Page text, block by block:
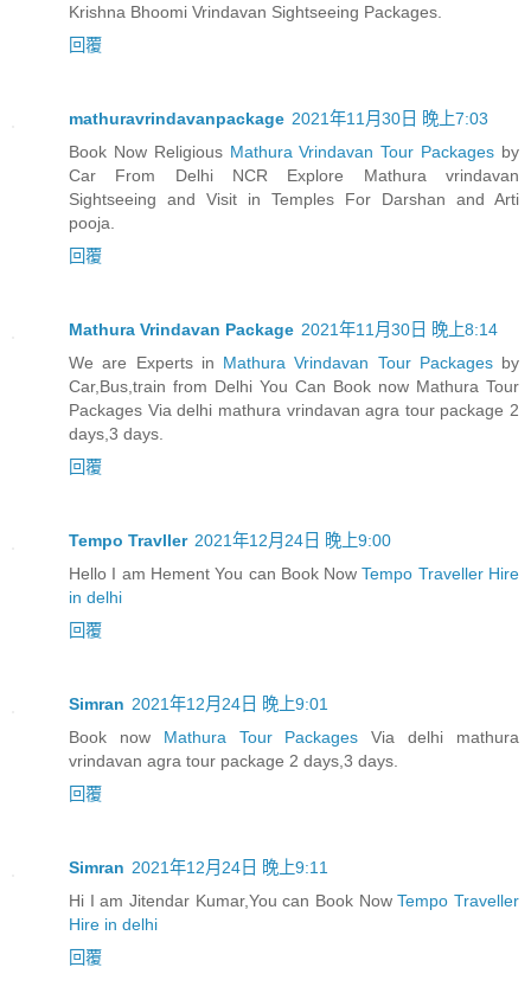
Krishna Bhoomi Vrindavan Sightseeing Packages.
回覆
mathuravrindavanpackage 2021年11月30日 晚上7:03
Book Now Religious Mathura Vrindavan Tour Packages by
Car From Delhi NCR Explore Mathura vrindavan
Sightseeing and Visit in Temples For Darshan and Arti
pooja.
回覆
Mathura Vrindavan Package 2021年11月30日 晚上8:14
We are Experts in Mathura Vrindavan Tour Packagesby
Car,Bus,train from Delhi You Can Book now Mathura Tour
Packages Via delhi mathura vrindavan agra tour package 2
days,3 days.
回覆
Tempo Travller 2021年12月24日 晚上9:00
Hello I am Hement You can Book NowTempo Traveller Hire
in delhi
回覆
Simran 2021年12月24日 晚上9:01
Book now Mathura Tour Packages Via delhi mathura
vrindavan agra tour package 2 days,3 days.
回覆
Simran 2021年12月24日 晚上9:11
Hi I am Jitendar Kumar,You can Book NowTempo Traveller
Hire in delhi
回覆